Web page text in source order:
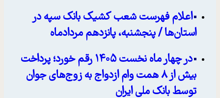
اعلام فهرست شعب کشیک بانک سپه در
استان‌ها / پنجشنبه، پانزدهم مردادماه
در چهار ماه نخست ۱۴۰۵ رقم خورد؛ پرداخت
بیش از ۸ همت وام ازدواج به زوج‌های جوان
توسط بانک ملی ایران